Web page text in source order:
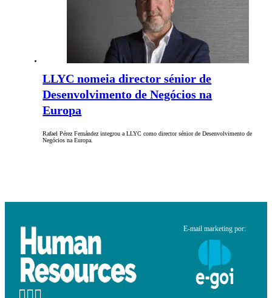
LLYC nomeia director sénior de
Desenvolvimento de Negócios na
Europa
Rafael Pérez Fernández integrou a LLYC como director sénior de Desenvolvimento de
Negócios na Europa.
E-mail marketing por: